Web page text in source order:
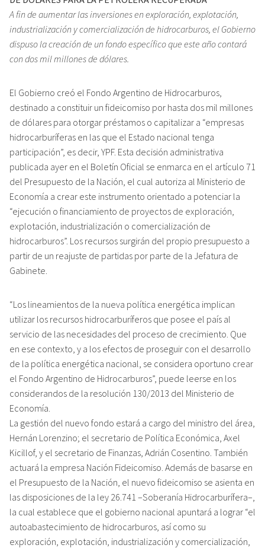
A fin de aumentar las inversiones en exploración, explotación,
industrialización y comercialización de hidrocarburos, el Gobierno
dispuso la creación de un fondo específico que este año contará
con dos mil millones de dólares.
El Gobierno creó el Fondo Argentino de Hidrocarburos,
destinado a constituir un fideicomiso por hasta dos mil millones
de dólares para otorgar préstamos o capitalizar a “empresas
hidrocarburíferas en las que el Estado nacional tenga
participación”, es decir, YPF. Esta decisión administrativa
publicada ayer en el Boletín Oficial se enmarca en el artículo 71
del Presupuesto de la Nación, el cual autoriza al Ministerio de
Economía a crear este instrumento orientado a potenciar la
“ejecución o financiamiento de proyectos de exploración,
explotación, industrialización o comercialización de
hidrocarburos”. Los recursos surgirán del propio presupuesto a
partir de un reajuste de partidas por parte de la Jefatura de
Gabinete.
“Los lineamientos de la nueva política energética implican
utilizar los recursos hidrocarburíferos que posee el país al
servicio de las necesidades del proceso de crecimiento. Que
en ese contexto, y a los efectos de proseguir con el desarrollo
de la política energética nacional, se considera oportuno crear
el Fondo Argentino de Hidrocarburos”, puede leerse en los
considerandos de la resolución 130/2013 del Ministerio de
Economía.
La gestión del nuevo fondo estará a cargo del ministro del área,
Hernán Lorenzino; el secretario de Política Económica, Axel
Kicillof, y el secretario de Finanzas, Adrián Cosentino. También
actuará la empresa Nación Fideicomiso. Además de basarse en
el Presupuesto de la Nación, el nuevo fideicomiso se asienta en
las disposiciones de la ley 26.741 –Soberanía Hidrocarburífera–,
la cual establece que el gobierno nacional apuntará a lograr “el
autoabastecimiento de hidrocarburos, así como su
exploración, explotación, industrialización y comercialización,